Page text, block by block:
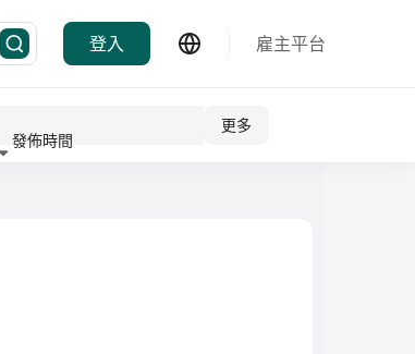
登入 雇主平台
發佈時間
更多